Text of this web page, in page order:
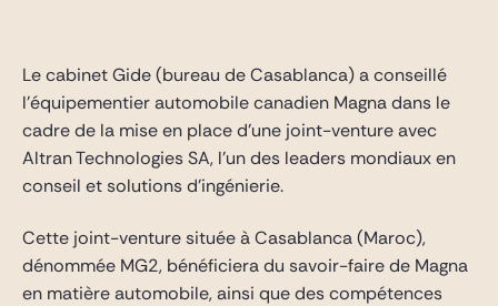
Le cabinet Gide (bureau de Casablanca) a conseillé
l’équipementier automobile canadien Magna dans le
cadre de la mise en place d’une joint-venture avec
Altran Technologies SA, l’un des leaders mondiaux en
conseil et solutions d’ingénierie.
Cette joint-venture située à Casablanca (Maroc),
dénommée MG2, bénéficiera du savoir-faire de Magna
en matière automobile, ainsi que des compétences